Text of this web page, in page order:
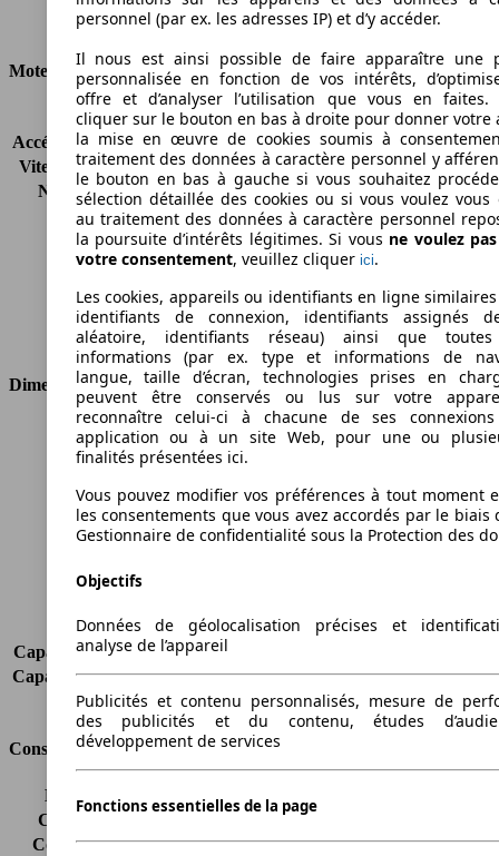
Consommation
Moteur et Puissance
KW (CH)
66 kW (90 PS)
Accélération (0-100 km/h) 14.9s
Vitesse maximale (km/h) 158 km/h
Nombre de vitesses
6
Couple
290 nm
Cylindrée
1598 ccm
Carburant
Diesel
Cylindres
Transmission
Boîte manuelle
Type de traction
Traction avant
Dimensions
Longueur
4390 mm
Hauteur
Empattement
2755 mm
Poids maximum
2010 kg
Portes
Charge sur toit
-
Capacité de remorquage (sans freins)
Capacité de remorquage (avec freins) 1300 kg
Volume du coffre
790 - 3200 l
Consommation
Émissions de CO2*
145 g/km (komb.)
Consommation (ville)
6.1 l/100km
Consommation (route)
4.7 l/100km
personnel (par ex. les adresses IP) et d’y accéder.
Il nous est ainsi possible de faire apparaître une
personnalisée en fonction de vos intérêts,
offre et d’analyser l’utilisation que vous en faites.
cliquer sur le bouton en bas à droite pour donner votre
la mise en œuvre de cookies soumis à
traitement des données à caractère personnel y
le bouton en bas à gauche si vous souhaitez
sélection détaillée des cookies ou si vous voulez vous
au traitement des données à caractère personnel
la poursuite d’intérêts légitimes. Si vous ne voulez
votre consentement, veuillez cliquer ici.
Les cookies, appareils ou identifiants en ligne
identifiants de connexion, identifiants assignés
aléatoire, identifiants réseau) ainsi que
informations (par ex. type et informations de
langue, taille d’écran, technologies prises en
peuvent être conservés ou lus sur votre
reconnaître celui-ci à chacune de ses
application ou à un site Web, pour une ou
finalités présentées ici.
Vous pouvez modifier vos préférences à tout moment
les consentements que vous avez accordés par le biais
Gestionnaire de confidentialité sous la Protection des
Objectifs
Données de géolocalisation précises et
analyse de l’appareil
Publicités et contenu personnalisés, mesure de
des publicités et du contenu, études
développement de services
Fonctions essentielles de la page